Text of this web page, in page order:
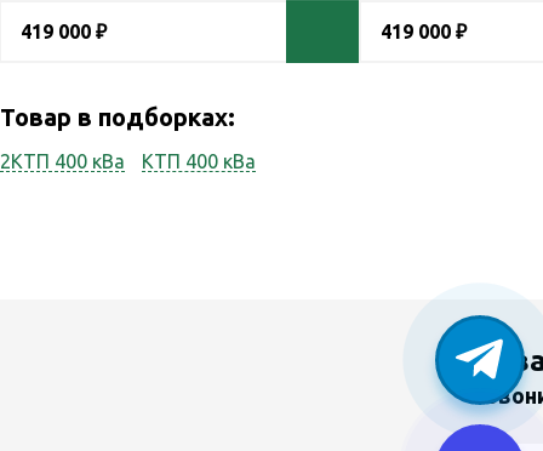
419 000 ₽ 419 000 ₽
Товар в подборках:
2КТП 400 кВа КТП 400 кВа
У